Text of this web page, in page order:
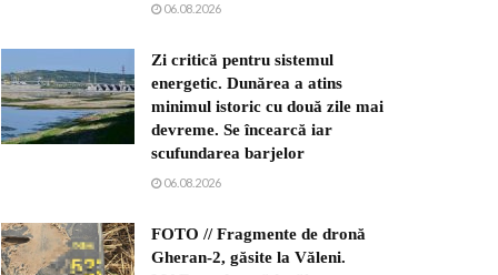
06.08.2026
Zi critică pentru sistemul
energetic. Dunărea a atins
minimul istoric cu două zile mai
devreme. Se încearcă iar
scufundarea barjelor
06.08.2026
FOTO // Fragmente de dronă
Gheran-2, găsite la Văleni.